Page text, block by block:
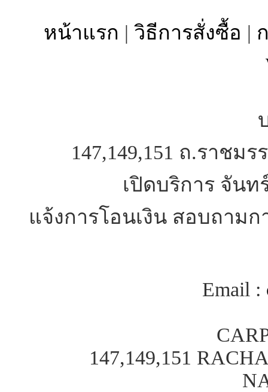
หน้าแรก | วิธีการสั่งซื้อ |
147,149,151 ถ.ราชม
เปิดบริการ จันท
แจ้งการโอนเงิน สอบถามก
Email :
147,149,151